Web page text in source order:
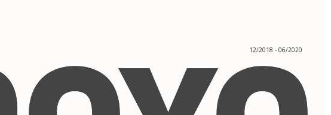
12/2018 - 06/2020